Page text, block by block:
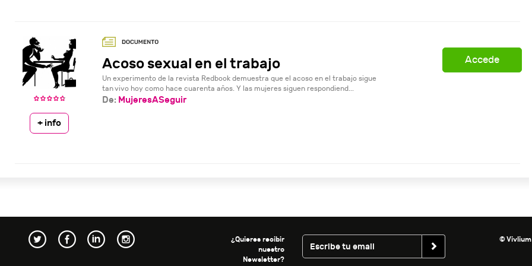
Acoso sexual en el trabajo
Un experimento de la revista Redbook demuestra que el acoso en el trabajo sigue
tan vivo hoy como hace cuarenta años. Y las mujeres siguen respondiend...
Accede
+ info
De: MujeresASeguir
¿Quieres recibir
nuestro
Newsletter?
© Vivlium